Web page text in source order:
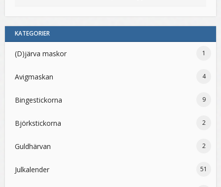
KATEGORIER
(D)järva maskor 1
Avigmaskan 4
Bingestickorna 9
Björkstickorna 2
Guldhärvan 2
Julkalender 51